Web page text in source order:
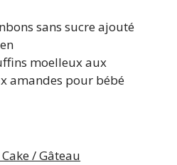
sans sucre ajouté
moelleux aux
amandes pour bébé
/ Gâteau